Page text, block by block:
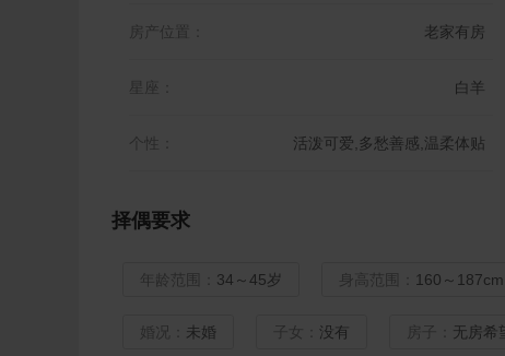
房产位置： 老家有房
星座： 白羊
个性： 活泼可爱,多愁善感,温柔体贴
择偶要求
年龄范围： 34～45岁 身高范围： 160～187cm
婚况： 未婚 子女： 没有 房子： 无房希